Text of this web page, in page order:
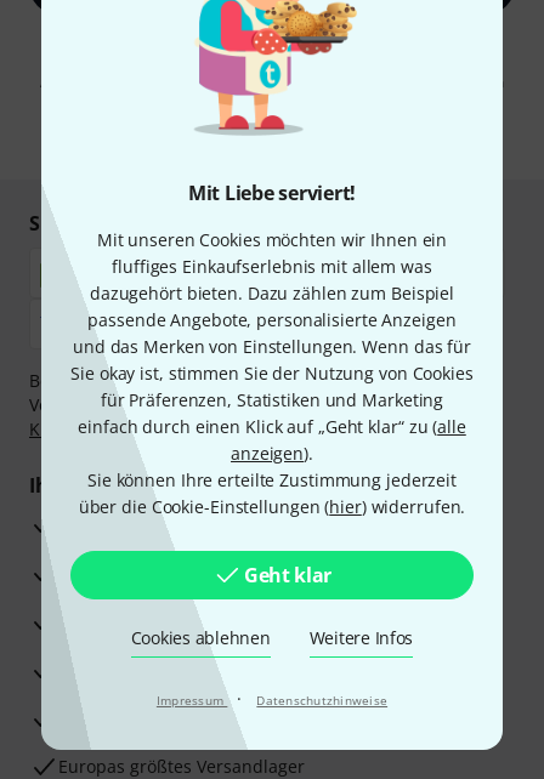
Mit Liebe serviert!
Mit unseren Cookies möchten wir Ihnen ein
fluffiges Einkaufserlebnis mit allem was
dazugehört bieten. Dazu zählen zum Beispiel
passende Angebote, personalisierte Anzeigen
und das Merken von Einstellungen. Wenn das für
Sie okay ist, stimmen Sie der Nutzung von Cookies
für Präferenzen, Statistiken und Marketing
einfach durch einen Klick auf „Geht klar“ zu (alle
anzeigen).
Sie können Ihre erteilte Zustimmung jederzeit
über die Cookie-Einstellungen (hier) widerrufen.
Geht klar
Cookies ablehnen Weitere Infos
Impressum · Datenschutzhinweise
Mit Klick auf „Jetzt anmelden“ stimmen Sie dem Erhalt von E-Mail-
Werbung und einer Messung des E-Mail-Nutzungsverhaltens zu. Die
Abmeldung ist jederzeit möglich. Weitere Informationen finden Sie in
unserenDatenschutzhinweisen
* Pflichtfeld
Sicher einkaufen & bezahlen
Bezahlen Sie vertraulich und sicher per Nachnahme,
Vorkasse, PayPal, Amazon Pay,Klarna Sofort bezahlen
Klarna Ratenzahlungoder Kreditkarte.
Ihre Vorteile
3 Jahre Thomann Garantie
30 Tage Money-Back-Garantie
Beratung durch Fachexperten
Zufriedenheitsgarantie
Europas größtes Versandlager